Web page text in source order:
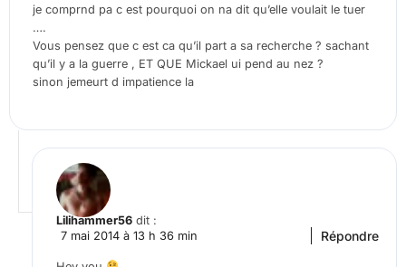
je comprnd pa c est pourquoi on na dit qu’elle voulait le tuer
….
Vous pensez que c est ca qu’il part a sa recherche ? sachant
qu’il y a la guerre , ET QUE Mickael ui pend au nez ?
sinon jemeurt d impatience la
Lilihammer56 dit :
7 mai 2014 à 13 h 36 min
Répondre